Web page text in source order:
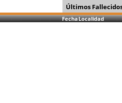
Últimos
FechaLocalidad